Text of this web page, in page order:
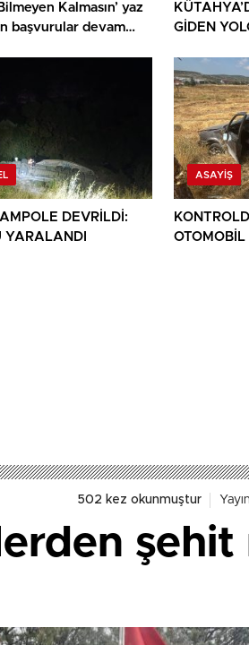
Kalmasın’ yaz
başvurular devam
GİDEN
DEVRİLDİ:
YARALANDI
ASAYIŞ
502 kez okunmuştur
şehit